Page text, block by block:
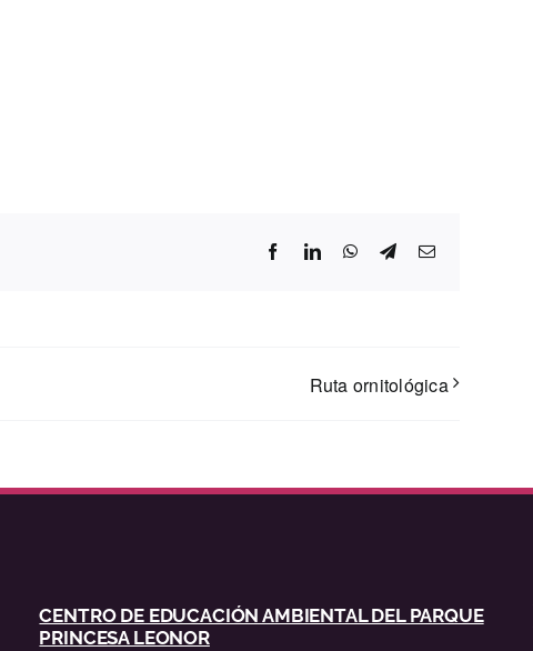
FacebookLinkedInWhatsApp
TelegramCorreo
Ruta ornitológica
CENTRO DE EDUCACIÓN AMBIENTAL DEL PARQUE
PRINCESA LEONOR